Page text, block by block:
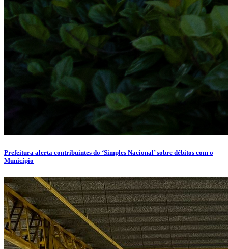
Prefeitura alerta contribuintes do ‘Simples Nacional’ sobre débitos com o
Município